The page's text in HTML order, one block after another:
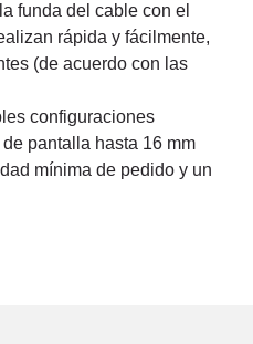
funda del cable con el
rápida y fácilmente,
(de acuerdo con las
configuraciones
pantalla hasta 16 mm
mínima de pedido y un